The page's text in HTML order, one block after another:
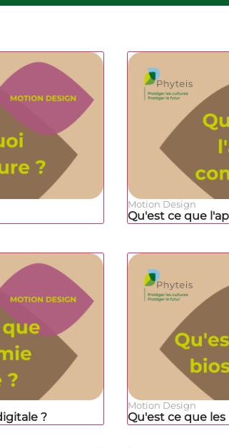
Motion Design
Qu'est ce que
?
Motion Design
Qu'est ce que